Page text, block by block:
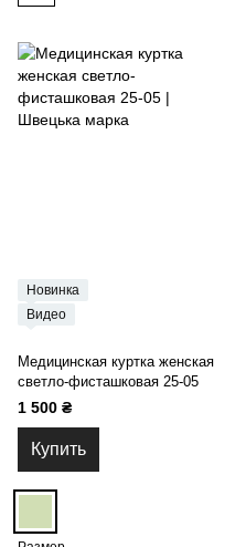
Новинка
Видео
Медицинская куртка женская
светло-фисташковая 25-05
1 500 ₴
Купить